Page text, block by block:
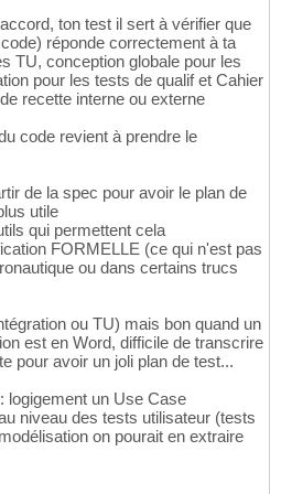
ton test il sert à vérifier que
réponde correctement à ta
TU, conception globale pour les
pour les tests de qualif et Cahier
recette interne ou externe
code revient à prendre le
de la spec pour avoir le plan de
utile
qui permettent cela
FORMELLE (ce qui n'est pas
ou dans certains trucs
ou TU) mais bon quand un
est en Word, difficile de transcrire
pour avoir un joli plan de test...
logigement un Use Case
niveau des tests utilisateur (tests
on pourait en extraire